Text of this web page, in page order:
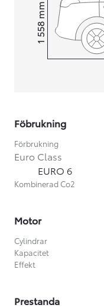
Från 599 900 kr
Nya Corolla Cross
HYBRID
Height1 558
mm
Föbrukning
Förbrukning
Euro Class
EURO 6
Kombinerad Co2
Motor
Cylindrar
Kapacitet
Effekt
Prestanda